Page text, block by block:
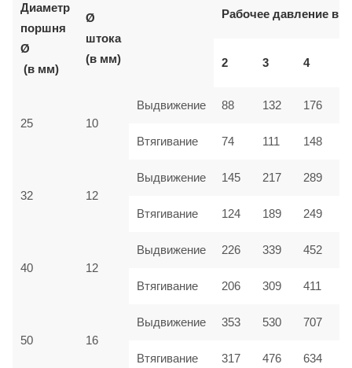
Диаметр
поршня
Ø
(в мм)
Ø
штока
(в мм)
Рабочее давление в
2 3 4
25 10
Выдвижение 88 132 176
Втягивание 74 111 148
32 12
Выдвижение 145 217 289
Втягивание 124 189 249
40 12
Выдвижение 226 339 452
Втягивание 206 309 411
50 16
Выдвижение 353 530 707
Втягивание 317 476 634